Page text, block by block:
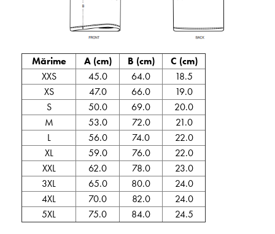
Mărime A (cm) B (cm)
C (cm)
XXS
45.0 64.0
18.5
XS
47.0 66.0
19.0
S
50.0 69.0
20.0
M
53.0 72.0
21.0
L
56.0 74.0
22.0
XL
59.0 76.0
22.0
XXL
62.0 78.0
23.0
3XL
65.0 80.0
24.0
4XL
70.0 82.0
24.0
5XL
75.0 84.0 24.5